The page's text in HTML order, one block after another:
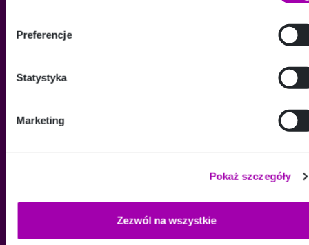
Preferencje
Statystyka
Marketing
Pokaż szczegóły
Zezwól na wszystkie
FAQ
INFORMACJE
Polityka prywatności
KONTAKT